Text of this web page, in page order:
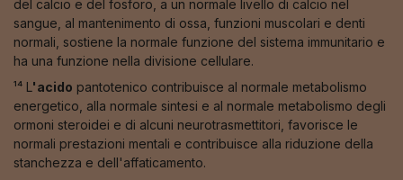
del calcio e del fosforo, a un normale livello di calcio nel
sangue, al mantenimento di ossa, funzioni muscolari e denti
normali, sostiene la normale funzione del sistema immunitario e
ha una funzione nella divisione cellulare.
¹⁴ L 'acido pantotenico contribuisce al normale metabolismo
energetico, alla normale sintesi e al normale metabolismo degli
ormoni steroidei e di alcuni neurotrasmettitori, favorisce le
normali prestazioni mentali e contribuisce alla riduzione della
stanchezza e dell'affaticamento.